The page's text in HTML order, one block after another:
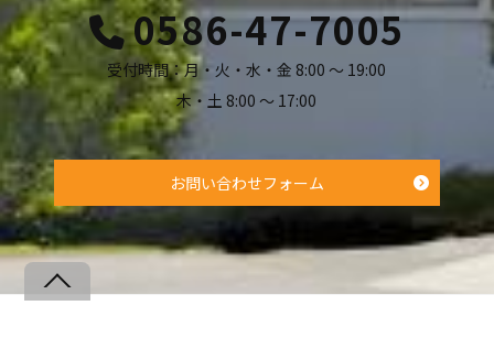
0586-47-7005
受付時間：月・火・水・金 8:00 ～ 19:00
木・土 8:00 ～ 17:00
お問い合わせフォーム
Back